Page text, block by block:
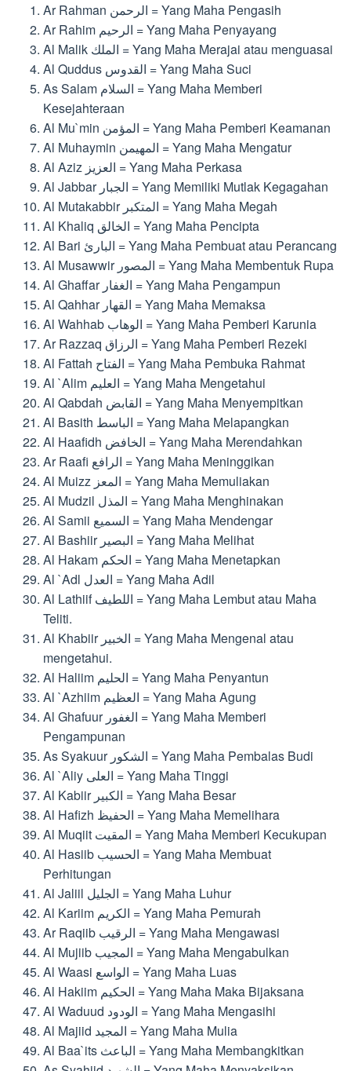
Ar Rahman الرحمن = Yang Maha Pengasih
Ar Rahim الرحيم = Yang Maha Penyayang
Al Malik الملك = Yang Maha Merajai atau menguasai
Al Quddus القدوس = Yang Maha Suci
As Salam السلام = Yang Maha Memberi
Kesejahteraan
Al Mu`min المؤمن = Yang Maha Pemberi Keamanan
Al Muhaymin المهيمن = Yang Maha Mengatur
Al Aziz العزيز = Yang Maha Perkasa
Al Jabbar الجبار = Yang Memiliki Mutlak Kegagahan
Al Mutakabbir المتكبر = Yang Maha Megah
Al Khaliq الخالق = Yang Maha Pencipta
Al Bari البارئ = Yang Maha Pembuat atau Perancang
Al Musawwir المصور = Yang Maha Membentuk Rupa
Al Ghaffar الغفار = Yang Maha Pengampun
Al Qahhar القهار = Yang Maha Memaksa
Al Wahhab الوهاب = Yang Maha Pemberi Karunia
Ar Razzaq الرزاق = Yang Maha Pemberi Rezeki
Al Fattah الفتاح = Yang Maha Pembuka Rahmat
Al `Alim العليم = Yang Maha Mengetahui
Al Qabdah القابض = Yang Maha Menyempitkan
Al Basith الباسط = Yang Maha Melapangkan
Al Haafidh الخافض = Yang Maha Merendahkan
Ar Raafi الرافع = Yang Maha Meninggikan
Al Muizz المعز = Yang Maha Memuliakan
Al Mudzil المذل = Yang Maha Menghinakan
Al Samii السميع = Yang Maha Mendengar
Al Bashiir البصير = Yang Maha Melihat
Al Hakam الحكم = Yang Maha Menetapkan
Al `Adl العدل = Yang Maha Adil
Al Lathiif اللطيف = Yang Maha Lembut atau Maha
Teliti.
Al Khabiir الخبير = Yang Maha Mengenal atau
mengetahui.
Al Haliim الحليم = Yang Maha Penyantun
Al `Azhiim العظيم = Yang Maha Agung
Al Ghafuur الغفور = Yang Maha Memberi
Pengampunan
As Syakuur الشكور = Yang Maha Pembalas Budi
Al `Aliy العلى = Yang Maha Tinggi
Al Kabiir الكبير = Yang Maha Besar
Al Hafizh الحفيظ = Yang Maha Memelihara
Al Muqiit المقيت = Yang Maha Memberi Kecukupan
Al Hasiib الحسيب = Yang Maha Membuat
Perhitungan
Al Jaliil الجليل = Yang Maha Luhur
Al Kariim الكريم = Yang Maha Pemurah
Ar Raqiib الرقيب = Yang Maha Mengawasi
Al Mujiib المجيب = Yang Maha Mengabulkan
Al Waasi الواسع = Yang Maha Luas
Al Hakiim الحكيم = Yang Maha Maka Bijaksana
Al Waduud الودود = Yang Maha Mengasihi
Al Majiid المجيد = Yang Maha Mulia
Al Baa`its الباعث = Yang Maha Membangkitkan